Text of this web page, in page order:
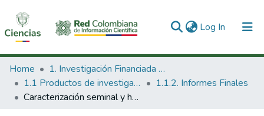
Log In (current)
Communities & Collections
All of DSpace
Home
1. Investigación Financiada con Recursos Públicos
1.1 Productos de investigación
1.1.2. Informes Finales
Caracterización seminal y hormonal de la Brycon Henni Sabaleta.